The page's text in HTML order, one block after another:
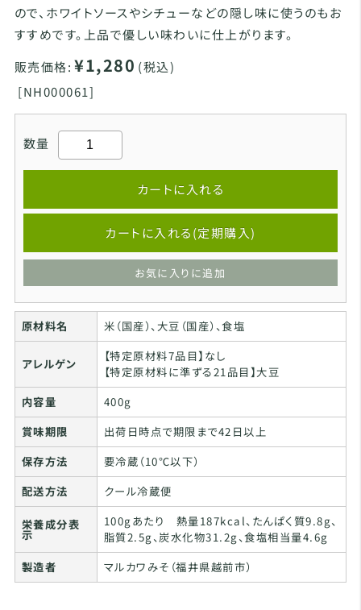
ので、ホワイトソースやシチューなどの隠し味に使うのもお
すすめです。上品で優しい味わいに仕上がります。
販売価格: ¥1,280 (税込)
[NH000061]
数量
カートに入れる
カートに入れる(定期購入)
お気に入りに追加
原材料名 米（国産）、大豆（国産）、食塩
アレルゲン
【特定原材料7品目】なし
【特定原材料に準ずる21品目】大豆
内容量
400g
賞味期限
出荷日時点で期限まで42日以上
保存方法
要冷蔵（10℃以下）
配送方法
クール冷蔵便
栄養成分表
示
100gあたり 熱量187kcal、たんぱく質9.8g、
脂質2.5g、炭水化物31.2g、食塩相当量4.6g
製造者
マルカワみそ（福井県越前市）